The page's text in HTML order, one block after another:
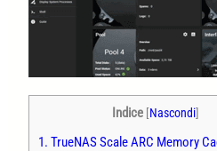
Indice [Nascondi]
1. TrueNAS Scale ARC Memory